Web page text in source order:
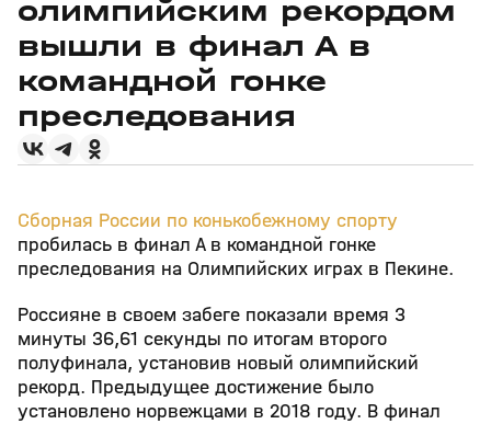
олимпийским рекордом
вышли в финал А в
командной гонке
преследования
Сборная России по конькобежному спорту
пробилась в финал А в командной гонке
преследования на Олимпийских играх в Пекине.
Россияне в своем забеге показали время 3
минуты 36,61 секунды по итогам второго
полуфинала, установив новый олимпийский
рекорд. Предыдущее достижение было
установлено норвежцами в 2018 году. В финал